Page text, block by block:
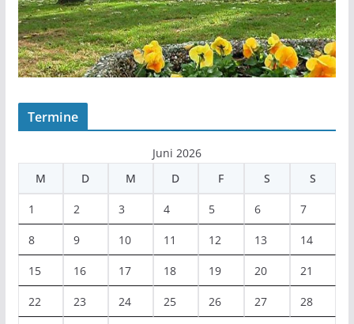
Termine
Juni 2026
M
D M D F S S
1 2 3 4 5 6 7
8 9 10 11 12 13 14
15 16 17 18 19 20 21
22 23 24 25 26 27 28